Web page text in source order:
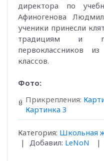
директора по
Афиногенова
ученики принесли
традициям и
первоклассников
классов.
Фото:
Прикрепления:
Картинка 3
Категория: Школьная
|
Добавил: LeNoN |